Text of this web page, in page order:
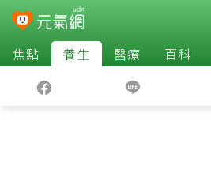
焦點 養生 醫療 百科